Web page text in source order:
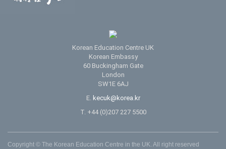
Korean Education Centre UK
Korean Embassy
60 Buckingham Gate
London
SW1E 6AJ
E. kecuk@korea.kr
T. +44 (0)207 227 5500
Copyright © The Korean Education Centre in the UK. All right reserved